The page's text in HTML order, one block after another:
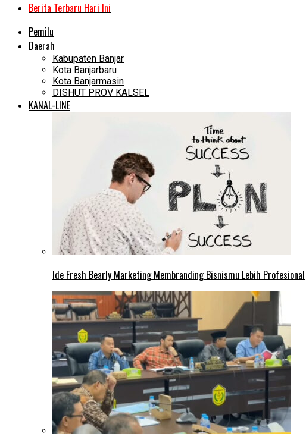
Berita Terbaru Hari Ini
Pemilu
Daerah
Kabupaten Banjar
Kota Banjarbaru
Kota Banjarmasin
DISHUT PROV KALSEL
KANAL-LINE
Ide Fresh Bearly Marketing Membranding Bisnismu Lebih Profesional